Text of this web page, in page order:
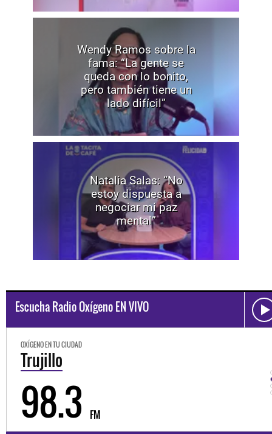
Wendy Ramos sobre la
fama: “La gente se
queda con lo bonito,
pero también tiene un
lado difícil”
Natalia Salas: “No
estoy dispuesta a
negociar mi paz
mental”
Escucha Radio Oxígeno EN VIVO
OXÍGENO EN TU CIUDAD
Trujillo
98.3 FM